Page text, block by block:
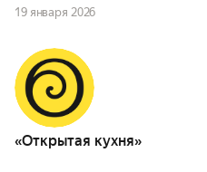
19 января 2026
«Открытая кухня»